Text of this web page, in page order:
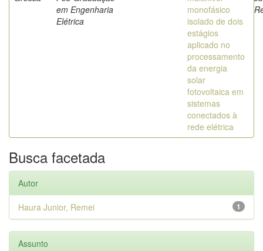
em Engenharia
Elétrica
monofásico
isolado de dois
estágios
aplicado no
processamento
da energia
solar
fotovoltaica em
sistemas
conectados à
rede elétrica
Busca facetada
Autor
1
Haura Junior, Remei
Assunto